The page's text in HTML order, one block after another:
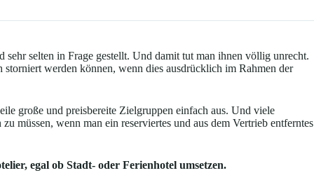
selten in Frage gestellt. Und damit tut man ihnen völlig unrecht.
werden können, wenn dies ausdrücklich im Rahmen der
große und preisbereite Zielgruppen einfach aus. Und viele
müssen, wenn man ein reserviertes und aus dem Vertrieb entferntes
egal ob Stadt- oder Ferienhotel umsetzen.